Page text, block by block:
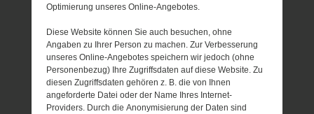
Optimierung unseres Online-Angebotes.
Diese Website können Sie auch besuchen, ohne
Angaben zu Ihrer Person zu machen. Zur Verbesserung
unseres Online-Angebotes speichern wir jedoch (ohne
Personenbezug) Ihre Zugriffsdaten auf diese Website. Zu
diesen Zugriffsdaten gehören z. B. die von Ihnen
angeforderte Datei oder der Name Ihres Internet-
Providers. Durch die Anonymisierung der Daten sind